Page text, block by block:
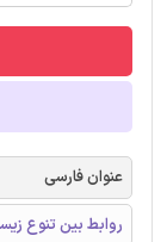
عنوان فارسی
روابط بین تنوع